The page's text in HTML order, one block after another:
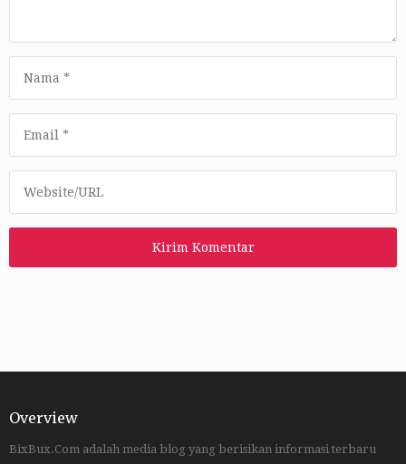
Overview
BixBux.Com adalah media blog yang berisikan informasi terbaru